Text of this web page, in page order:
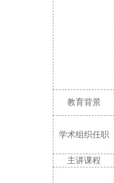
教育背景
学术组织任职
主讲课程